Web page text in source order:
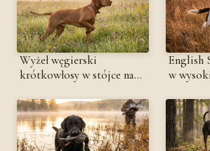
Wyżeł węgierski
krótkowłosy w stójce na
English
w